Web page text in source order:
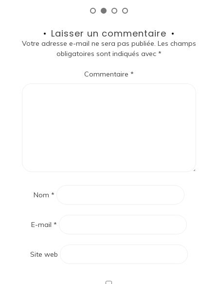
Laisser un commentaire
Votre adresse e-mail ne sera pas publiée. Les champs
obligatoires sont indiqués avec *
Commentaire *
Nom *
E-mail *
Site web